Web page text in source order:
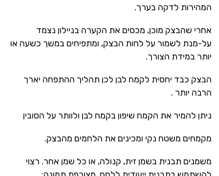
המהירות לדקה בערך.
אחרי שהבצק מוכן, מכסים את הקערה בניילון נצמד
על-מנת לשמור על לחות הבצק, ומתפיחים במשך כשעה או
יותר במידת הצורך.
הבצק כבד יחסית לקמח לבן לכן תהליך ההתפחה יארך
הרבה יותר .
ניתן להמיר את הקמח שיפון בקמח לבן ולוותר על הסובין
מקמחים משטח נקי ומכינים את הלחמים מהבצק.
משמנים תבנית בשמן זית, קנולה, או כל שמן אחר. רצוי